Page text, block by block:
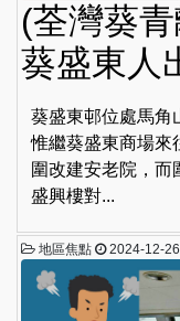
(荃灣葵
葵盛東人
葵盛東邨位處馬角
惟繼葵盛東商場來
圍改建安老院，而
盛興樓對...
地區焦點 2024-12-26